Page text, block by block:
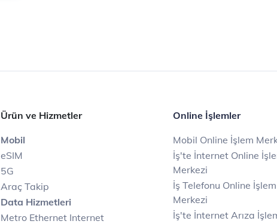
Ürün ve Hizmetler
Mobil
eSIM
5G
Araç Takip
Data Hizmetleri
Metro Ethernet Internet
Online İşlemler
Mobil Online İşlem
İş'te İnternet Online
Merkezi
İş Telefonu Online İşlem
Merkezi
İş'te İnternet Arıza